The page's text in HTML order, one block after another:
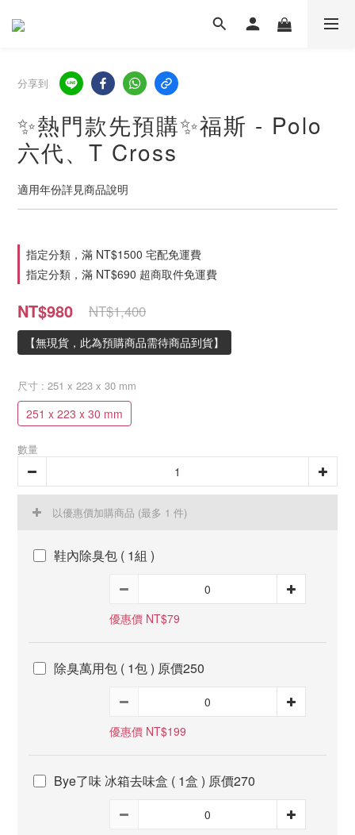
分享到
✨熱門款先預購✨福斯 - Polo
六代、T Cross
適用年份詳見商品說明
指定分類，滿 NT$1500 宅配免運費
指定分類，滿 NT$690 超商取件免運費
NT$980 NT$1,400
【無現貨，此為預購商品需待商品到貨】
尺寸 : 251 x 223 x 30 mm
251 x 223 x 30 mm
數量
以優惠價加購商品 (最多 1 件)
鞋內除臭包 ( 1組 )
優惠價 NT$79
除臭萬用包 ( 1包 ) 原價250
優惠價 NT$199
Bye了味 冰箱去味盒 ( 1盒 ) 原價270